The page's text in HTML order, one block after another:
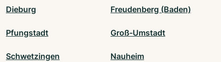
Dieburg Freudenberg (Baden)
Pfungstadt Groß-Umstadt
Schwetzingen Nauheim